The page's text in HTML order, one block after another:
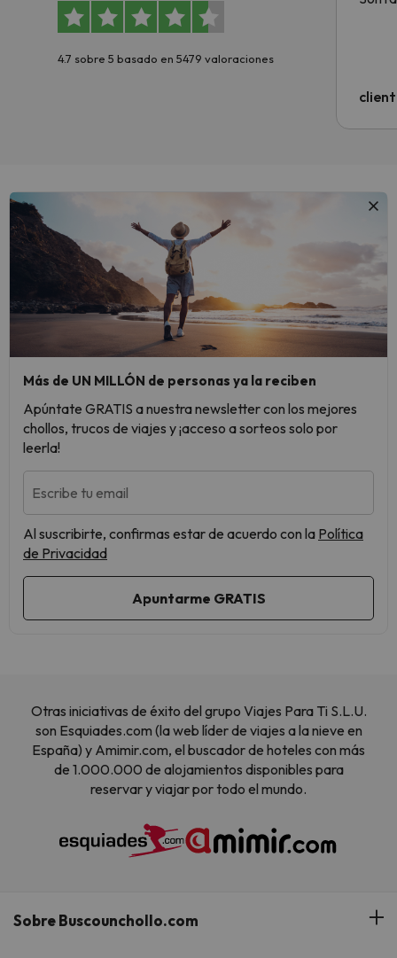
4.7 sobre 5 basado en 5479 valoraciones
Más de UN MILLÓN de personas ya la reciben
Apúntate GRATIS a nuestra newsletter con los mejores
chollos, trucos de viajes y ¡acceso a sorteos solo por
leerla!
Escribe tu email
Al suscribirte, confirmas estar de acuerdo con la Política
de Privacidad
Otras iniciativas de éxito del grupo Viajes Para Ti S.L.U.
son Esquiades.com (la web líder de viajes a la nieve en
España) y Amimir.com, el buscador de hoteles con más
de 1.000.000 de alojamientos disponibles para
reservar y viajar por todo el mundo.
Sobre Buscounchollo.com